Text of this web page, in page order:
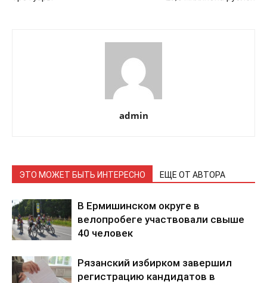
admin
ЭТО МОЖЕТ БЫТЬ ИНТЕРЕСНО ЕЩЕ ОТ АВТОРА
В Ермишинском округе в
велопробеге участвовали свыше
40 человек
Рязанский избирком завершил
регистрацию кандидатов в